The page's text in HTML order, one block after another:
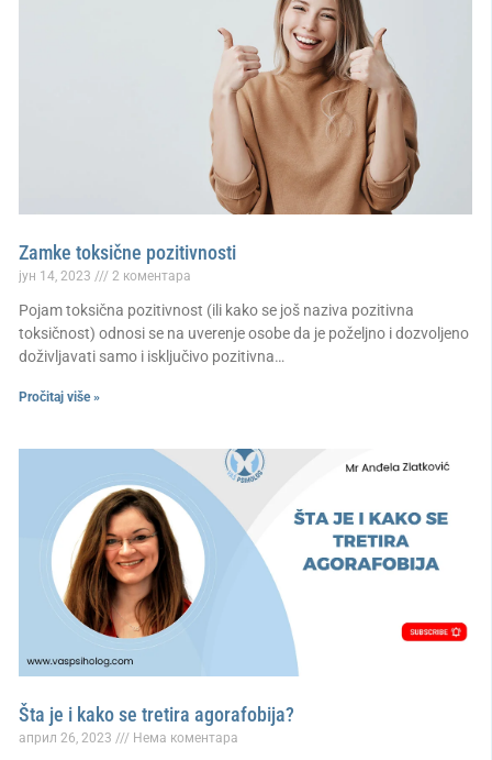
Zamke toksične pozitivnosti
јун 14, 2023 2 коментара
Pojam toksična pozitivnost (ili kako se još naziva pozitivna
toksičnost) odnosi se na uverenje osobe da je poželjno i dozvoljeno
doživljavati samo i isključivo pozitivna…
Pročitaj više »
Šta je i kako se tretira agorafobija?
април 26, 2023 Нема коментара